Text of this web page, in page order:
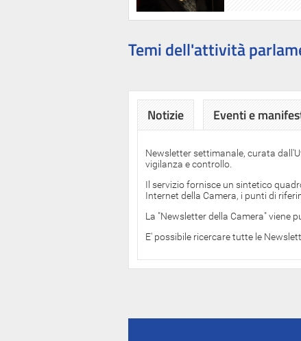
Temi dell'attività
Notizie Eventi e
Newsletter settimanale, curata
vigilanza e controllo.
Il servizio fornisce un sintetico
Internet della Camera, i punti di
La "Newsletter della Camera" viene
E' possibile ricercare tutte le